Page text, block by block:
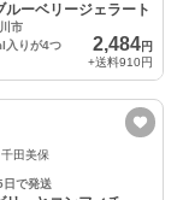
ルーベリージェラート
市
入りが4つ
2,484円
+送料910円
千田美保
日で発送